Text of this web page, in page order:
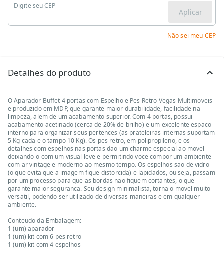
Digite seu CEP
Aplicar
Não sei meu CEP
Detalhes do produto
O Aparador Buffet 4 portas com Espelho e Pes Retro Vegas Multimoveis
e produzido em MDP, que garante maior durabilidade, facilidade na
limpeza, alem de um acabamento superior. Com 4 portas, possui
acabamento acetinado (cerca de 20% de brilho) e um excelente espaco
interno para organizar seus pertences (as prateleiras internas suportam
5 Kg cada e o tampo 10 Kg). Os pes retro, em polipropileno, e os
detalhes com espelhos nas portas dao um charme especial ao movel
deixando-o com um visual leve e permitindo voce compor um ambiente
com ar vintage e moderno ao mesmo tempo. Os espelhos sao de vidro
(o que evita que a imagem fique distorcida) e lapidados, ou seja, passam
por um processo para que as bordas nao fiquem cortantes, o que
garante maior seguranca. Seu design minimalista, torna o movel muito
versatil, podendo ser utilizado de diversas maneiras e em qualquer
ambiente.
Conteudo da Embalagem:
1 (um) aparador
1 (um) kit com 6 pes retro
1 (um) kit com 4 espelhos